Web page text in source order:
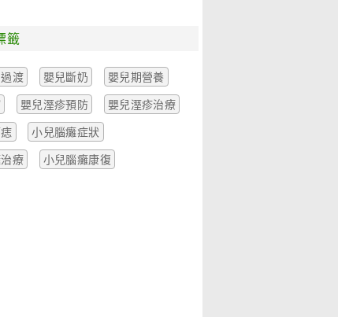
籤
渡 嬰兒斷奶
嬰兒期營養
嬰兒溼疹預防
嬰兒溼疹治療
小兒腦癱症狀
療
小兒腦癱康復